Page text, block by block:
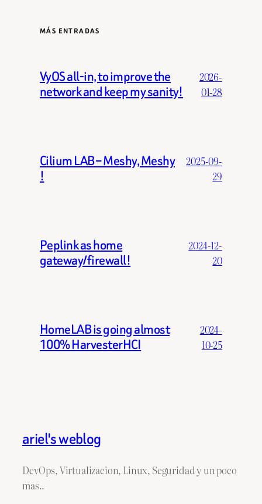
MÁS ENTRADAS
VyOS all-in, to improve the
network and keep my sanity!
2026-
01-28
Cilium LAB – Meshy, Meshy
!
2025-09-
29
Peplink as home
gateway/firewall!
2024-12-
20
HomeLAB is going almost
100% HarvesterHCI
2024-
10-25
ariel's weblog
DevOps, Virtualizacion, Linux, Seguridad y un poco
mas..